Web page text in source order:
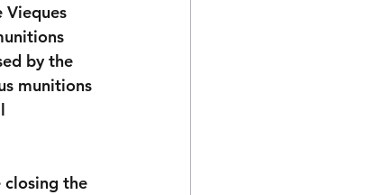
Vieques
by the
munitions
closing the